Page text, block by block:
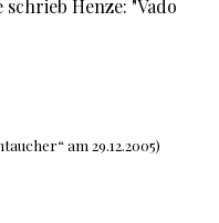
Henze: "Vado
am 29.12.2005)